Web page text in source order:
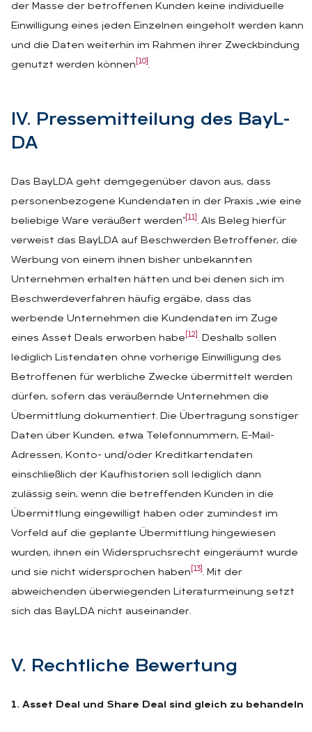
der Masse der betroffenen Kunden keine individuelle
Einwilligung eines jeden Einzelnen eingeholt werden kann
und die Daten weiterhin im Rahmen ihrer Zweckbindung
genutzt werden können [10] .
IV. Pres­se­mit­tei­lung des BayL­
DA
Das BayLDA geht demgegenüber davon aus, dass
personenbezogene Kundendaten in der Praxis „wie eine
beliebige Ware veräußert werden“ [11] . Als Beleg hierfür
verweist das BayLDA auf Beschwerden Betroffener, die
Werbung von einem ihnen bisher unbekannten
Unternehmen erhalten hätten und bei denen sich im
Beschwerdeverfahren häufig ergäbe, dass das
werbende Unternehmen die Kundendaten im Zuge
eines Asset Deals erworben habe [12] . Deshalb sollen
lediglich Listendaten ohne vorherige Einwilligung des
Betroffenen für werbliche Zwecke übermittelt werden
dürfen, sofern das veräußernde Unternehmen die
Übermittlung dokumentiert. Die Übertragung sonstiger
Daten über Kunden, etwa Telefonnummern, E-Mail-
Adressen, Konto- und/oder Kreditkartendaten
einschließlich der Kaufhistorien soll lediglich dann
zulässig sein, wenn die betreffenden Kunden in die
Übermittlung eingewilligt haben oder zumindest im
Vorfeld auf die geplante Übermittlung hingewiesen
wurden, ihnen ein Widerspruchsrecht eingeräumt wurde
und sie nicht widersprochen haben [13] . Mit der
abweichenden überwiegenden Literaturmeinung setzt
sich das BayLDA nicht auseinander.
V. Recht­li­che Be­wer­tung
1. Asset Deal und Share Deal sind gleich zu behandeln